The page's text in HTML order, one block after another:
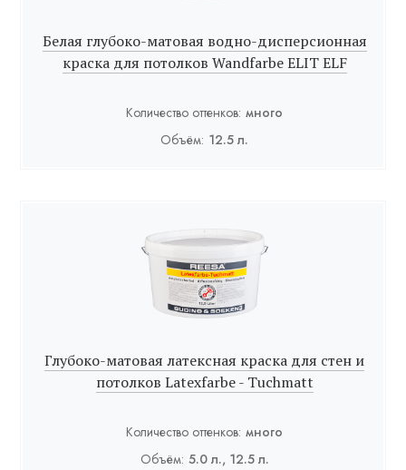
Белая глубоко-матовая водно-дисперсионная
краска для потолков Wandfarbe ELIT ELF
Количество оттенков: много
Объём: 12.5 л.
Глубоко-матовая латексная краска для стен и
потолков Latexfarbe - Tuchmatt
Количество оттенков: много
Объём: 5.0 л., 12.5 л.